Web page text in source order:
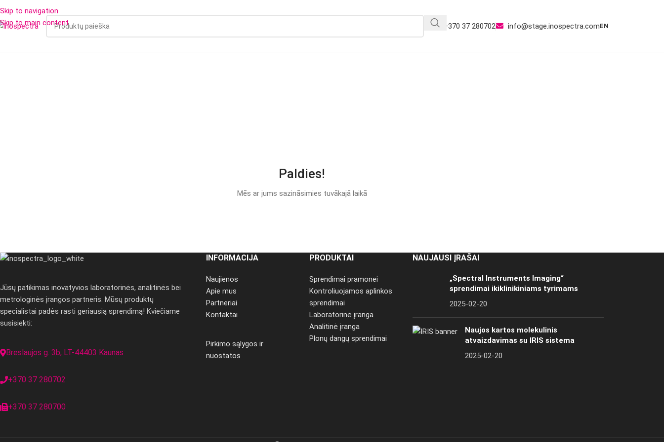
Skip to navigation
Skip to main content
+370 37 280702 info@stage.inospectra.comEN
Paldies!
Mēs ar jums sazināsimies tuvākajā laikā
Jūsų patikimas inovatyvios laboratorinės, analitinės bei
metrologinės įrangos partneris. Mūsų produktų
specialistai padės rasti geriausią sprendimą! Kviečiame
susisiekti:
Breslaujos g. 3b, LT-44403 Kaunas
+370 37 280702
+370 37 280700
INFORMACIJA
Naujienos
Apie mus
Partneriai
Kontaktai
Pirkimo sąlygos ir
nuostatos
PRODUKTAI
Sprendimai pramonei
Kontroliuojamos aplinkos
sprendimai
Laboratorinė įranga
Analitinė įranga
Plonų dangų sprendimai
NAUJAUSI ĮRAŠAI
„Spectral Instruments Imaging“
sprendimai ikiklinikiniams tyrimams
2025-02-20
Naujos kartos molekulinis
atvaizdavimas su IRIS sistema
2025-02-20